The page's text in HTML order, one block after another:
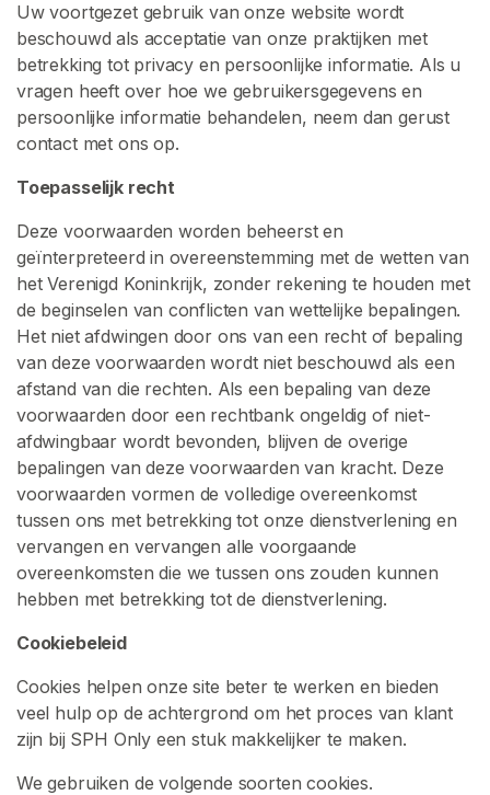
Uw voortgezet gebruik van onze website wordt
beschouwd als acceptatie van onze praktijken met
betrekking tot privacy en persoonlijke informatie. Als u
vragen heeft over hoe we gebruikersgegevens en
persoonlijke informatie behandelen, neem dan gerust
contact met ons op.
Toepasselijk recht
Deze voorwaarden worden beheerst en
geïnterpreteerd in overeenstemming met de wetten van
het Verenigd Koninkrijk, zonder rekening te houden met
de beginselen van conflicten van wettelijke bepalingen.
Het niet afdwingen door ons van een recht of bepaling
van deze voorwaarden wordt niet beschouwd als een
afstand van die rechten. Als een bepaling van deze
voorwaarden door een rechtbank ongeldig of niet-
afdwingbaar wordt bevonden, blijven de overige
bepalingen van deze voorwaarden van kracht. Deze
voorwaarden vormen de volledige overeenkomst
tussen ons met betrekking tot onze dienstverlening en
vervangen en vervangen alle voorgaande
overeenkomsten die we tussen ons zouden kunnen
hebben met betrekking tot de dienstverlening.
Cookiebeleid
Cookies helpen onze site beter te werken en bieden
veel hulp op de achtergrond om het proces van klant
zijn bij SPH Only een stuk makkelijker te maken.
We gebruiken de volgende soorten cookies.
s
B
l
a
d
e
e
n
S
P
H
C
o
n
t
e
n
t
K
l
i
n